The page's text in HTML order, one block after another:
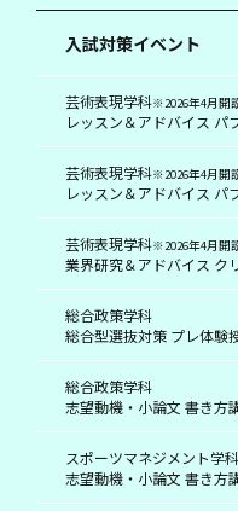
入試対策イベント
芸術表現学科※2026年4月開
レッスン＆アドバイス パ
芸術表現学科※2026年4月開
レッスン＆アドバイス パ
芸術表現学科※2026年4月開
業界研究＆アドバイス ク
総合政策学科
総合型選抜対策 プレ体験
総合政策学科
志望動機・小論文 書き方
スポーツマネジメント学科
志望動機・小論文 書き方